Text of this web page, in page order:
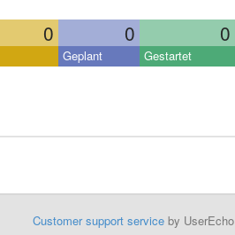
0 0 0
Geplant Gestartet
Customer support serviceby UserEcho